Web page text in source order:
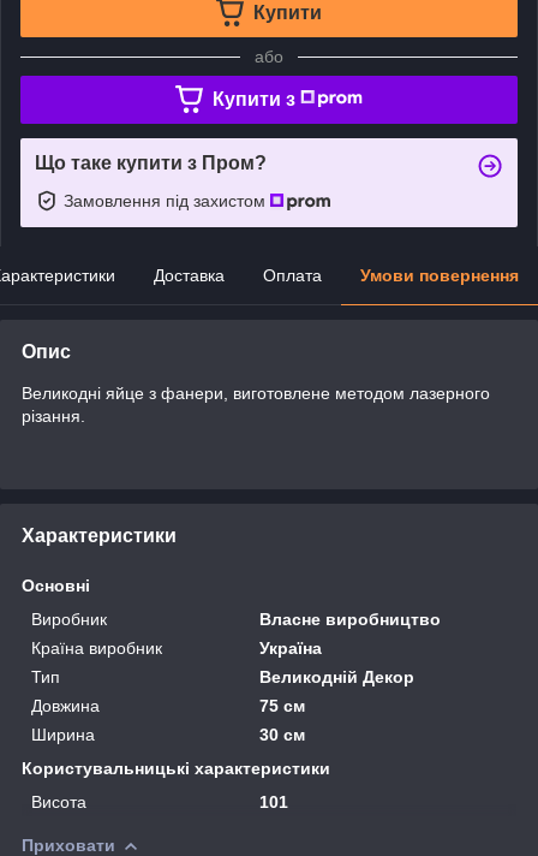
Купити
або
Купити з
Що таке купити з Пром?
Замовлення під захистом
Доставка Оплата Умови повернення
Опис
Великодні яйце з фанери, виготовлене методом лазерного
різання.
Характеристики
Основні
Виробник
Власне виробництво
Країна виробник
Україна
Тип
Великодній Декор
Довжина
75 см
Ширина
30 см
Користувальницькі характеристики
Висота
101
Приховати